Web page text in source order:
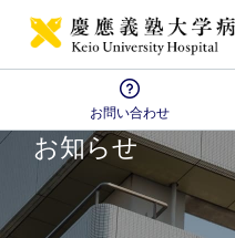
お問い合わせ
お知らせ